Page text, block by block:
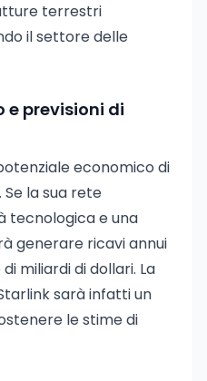
terrestri
il settore delle
previsioni di
economico di
la sua rete
tecnologica e una
generare ricavi annui
miliardi di dollari. La
sarà infatti un
le stime di